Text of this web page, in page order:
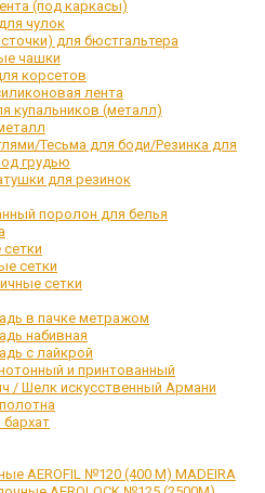
(под каркасы)
чулок
для бюстгальтера
чашки
корсетов
лента
купальников (металл)
Тесьма для боди/Резинка для
грудью
для резинок
поролон для белья
сетки
сетки
в пачке метражом
набивная
с лайкрой
и принтованный
/ Шелк искусственный Армани
AEROFIL №120 (400 М) MADEIRA